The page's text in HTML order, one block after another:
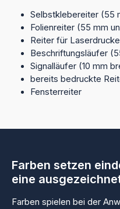
Selbstklebereiter (55
Folienreiter (55 mm
Reiter für
Beschriftungsläufer
Signalläufer (10 mm
bereits bedruckte
Fensterreiter
Farben setzen
eine
Farben spielen bei der